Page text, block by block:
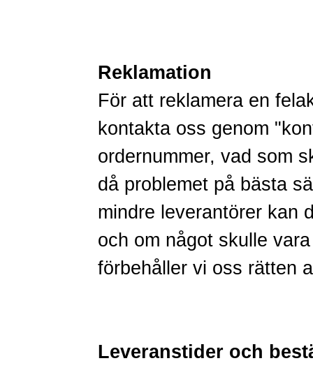
Reklamation
För att reklamera en
kontakta oss genom
ordernummer, vad som
då problemet på bästa
mindre leverantörer kan
och om något skulle
förbehåller vi oss rätten
Leveranstider och